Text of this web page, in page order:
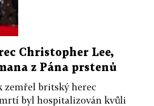
Christopher Lee,
z Pána prstenů
zemřel britský herec
byl hospitalizován kvůli